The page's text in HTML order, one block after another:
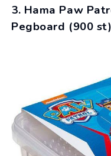
3. Hama Paw
Pegboard (900 st)